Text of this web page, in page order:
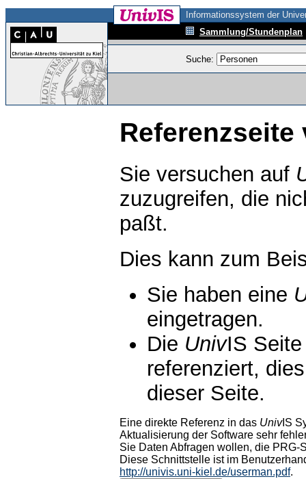
Informationssystem der
Sammlung/Stundenplan
Suche:
Referenzseite
Sie versuchen auf
zuzugreifen, die
paßt.
Dies kann zum
Sie haben eine
eingetragen.
Die UnivIS
referenziert,
dieser Seite.
Eine direkte Referenz in das UnivIS
Aktualisierung der Software sehr
Sie Daten Abfragen wollen, die PRG-
Diese Schnittstelle ist im
http://univis.uni-kiel.de/userman.pdf.